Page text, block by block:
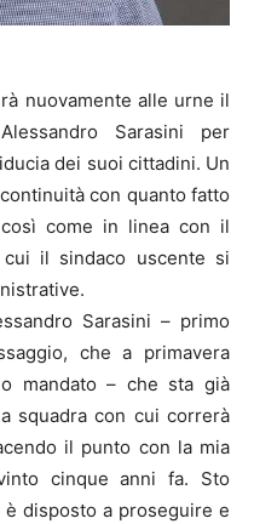
nuovamente alle urne il
Sarasini per
dei suoi cittadini. Un
con quanto fatto
come in linea con il
il sindaco uscente si
Sarasini – primo
che a primavera
mandato – che sta già
squadra con cui correrà
il punto con la mia
cinque anni fa. Sto
disposto a proseguire e